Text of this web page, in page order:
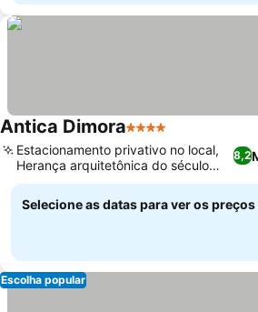
Antica Dimora4 Estrelas
8,2
Estacionamento privativo no local,
Herança arquitetônica do século
XVIII
Selecione as datas para ver os preços
Escolha popular